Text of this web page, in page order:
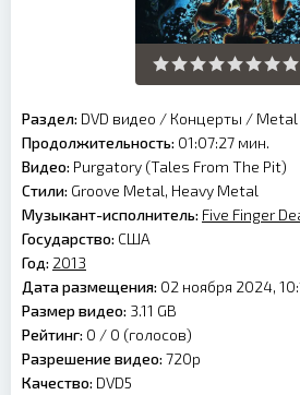
Раздел: DVD видео / Концерты / Metal
Продолжительность: 01:07:27 мин.
Видео: Purgatory (Tales From The Pit)
Стили: Groove Metal, Heavy Metal
Музыкант-исполнитель: Five Finger
Государство: США
Год: 2013
Дата размещения: 02 ноября 2024,
Размер видео: 3.11 GB
Рейтинг: 0 / 0 (голосов)
Разрешение видео: 720p
Качество: DVD5